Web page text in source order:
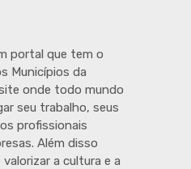
portal que tem o
Municípios da
onde todo mundo
seu trabalho, seus
profissionais
Além disso
a cultura e a